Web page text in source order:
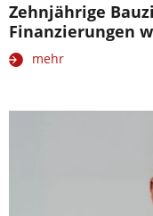
Zehnjährige
Finanzierungen
mehr